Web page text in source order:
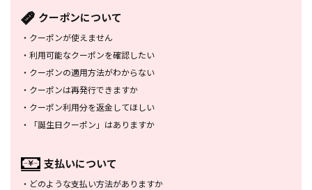
クーポンについて
・ クーポンが使えません
・ 利用可能なクーポンを確認したい
・ クーポンの適用方法がわからない
・ クーポンは再発行できますか
・ クーポン利用分を返金してほしい
・
「誕生日クーポン」はありますか
支払いについて
・ どのような支払い方法がありますか